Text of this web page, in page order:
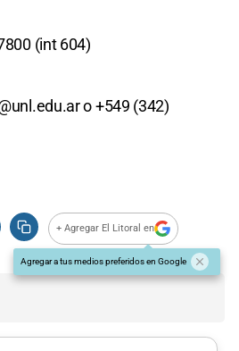
(int 604)
o +549 (342)
+ Agregar El Litoral en
Agregar a tus medios preferidos en Google